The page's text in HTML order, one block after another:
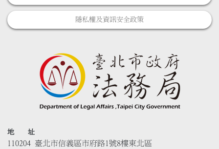
隱私權及資訊安全政策
地 址
110204 臺北市信義區市府路1號8樓東北區